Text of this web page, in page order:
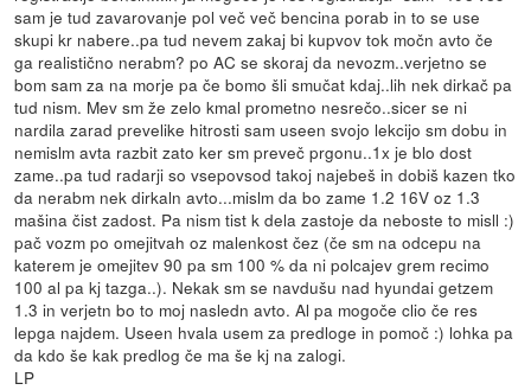
sam je tud zavarovanje pol več več bencina porab in to se use
skupi kr nabere..pa tud nevem zakaj bi kupvov tok močn avto če
ga realistično nerabm? po AC se skoraj da nevozm..verjetno se
bom sam za na morje pa če bomo šli smučat kdaj..lih nek dirkač pa
tud nism. Mev sm že zelo kmal prometno nesrečo..sicer se ni
nardila zarad prevelike hitrosti sam useen svojo lekcijo sm dobu in
nemislm avta razbit zato ker sm preveč prgonu..1x je blo dost
zame..pa tud radarji so vsepovsod takoj najebeš in dobiš kazen tko
da nerabm nek dirkaln avto...mislm da bo zame 1.2 16V oz 1.3
mašina čist zadost. Pa nism tist k dela zastoje da neboste to misll :)
pač vozm po omejitvah oz malenkost čez (če sm na odcepu na
katerem je omejitev 90 pa sm 100 % da ni polcajev grem recimo
100 al pa kj tazga..). Nekak sm se navdušu nad hyundai getzem
1.3 in verjetn bo to moj nasledn avto. Al pa mogoče clio če res
lepga najdem. Useen hvala usem za predloge in pomoč :) lohka pa
da kdo še kak predlog če ma še kj na zalogi.
LP